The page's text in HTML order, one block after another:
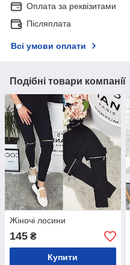
Оплата за реквізитами
Післяплата
Всі умови оплати
Подібні товари компанії
Жіночі лосини
145 ₴
Купити